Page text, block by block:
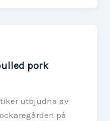
pork
utbjudna av
på